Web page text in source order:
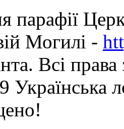
парафії
Могилі -
Всі